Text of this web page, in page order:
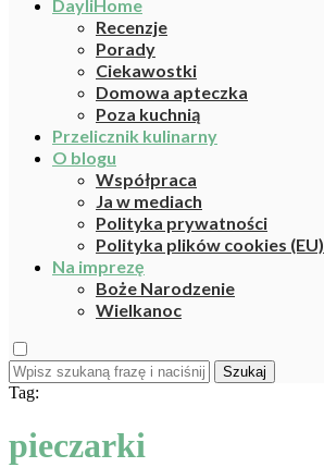
DayliHome
Recenzje
Porady
Ciekawostki
Domowa apteczka
Poza kuchnią
Przelicznik kulinarny
O blogu
Współpraca
Ja w mediach
Polityka prywatności
Polityka plików cookies (EU)
Na imprezę
Boże Narodzenie
Wielkanoc
Szukaj
Tag:
pieczarki